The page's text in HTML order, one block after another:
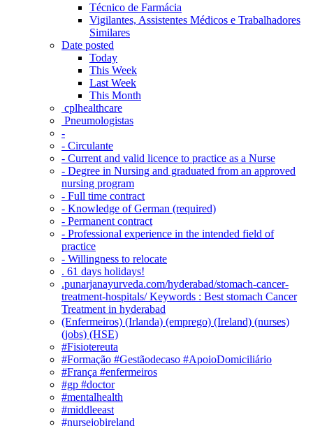
Técnico de Farmácia
Vigilantes, Assistentes Médicos e Trabalhadores
Similares
Date posted
Today
This Week
Last Week
This Month
‎ cplhealthcare‬
Pneumologistas
-
- Circulante
- Current and valid licence to practice as a Nurse
- Degree in Nursing and graduated from an approved
nursing program
- Full time contract
- Knowledge of German (required)
- Permanent contract
- Professional experience in the intended field of
practice
- Willingness to relocate
. 61 days holidays!
.punarjanayurveda.com/hyderabad/stomach-cancer-
treatment-hospitals/ Keywords : Best stomach Cancer
Treatment in hyderabad
(Enfermeiros) (Irlanda) (emprego) (Ireland) (nurses)
(jobs) (HSE)
#Fisiotereuta
#Formação #Gestãodecaso #ApoioDomiciliário
#França #enfermeiros
#gp #doctor
#mentalhealth
#middleeast
#nursejobireland